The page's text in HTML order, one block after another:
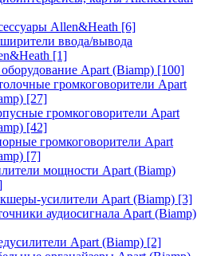
Allen&Heath [6]
ввода/вывода
[1]
оборудование Apart (Biamp) [100]
громкоговорители Apart
[27]
громкоговорители Apart
[42]
громкоговорители Apart
[7]
мощности Apart (Biamp)
усилители Apart (Biamp) [3]
аудиосигнала Apart (Biamp)
Apart (Biamp) [2]